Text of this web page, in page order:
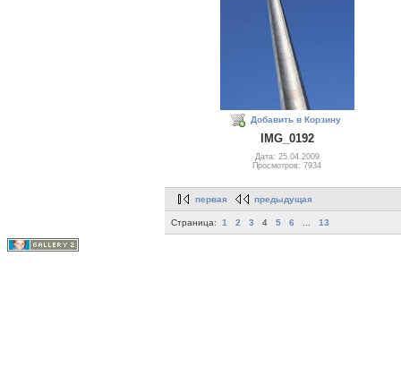
Добавить в Корзину
IMG_0192
Дата: 25.04.2009
Просмотров: 7934
первая предыдущая
Страница: 1 2 3 4 5 6 13